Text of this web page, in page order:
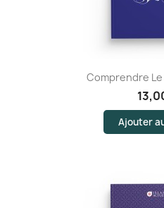
Comprendre Le
Ajouter